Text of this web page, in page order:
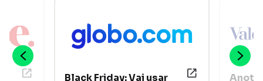
Black Friday: Vai usar
Anote